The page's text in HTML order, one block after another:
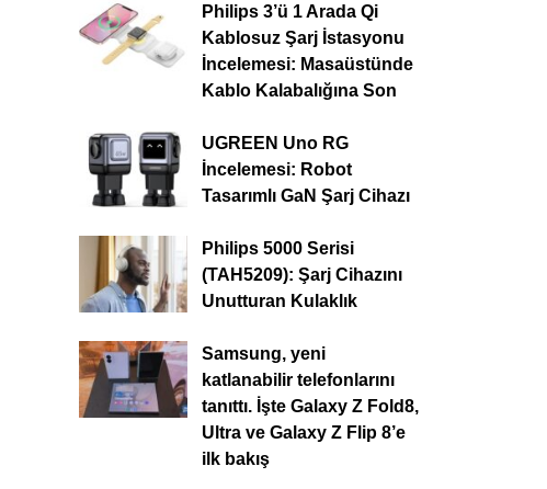
Philips 3’ü 1 Arada Qi
Kablosuz Şarj İstasyonu
İncelemesi: Masaüstünde
Kablo Kalabalığına Son
UGREEN Uno RG
İncelemesi: Robot
Tasarımlı GaN Şarj Cihazı
Philips 5000 Serisi
(TAH5209): Şarj Cihazını
Unutturan Kulaklık
Samsung, yeni
katlanabilir telefonlarını
tanıttı. İşte Galaxy Z Fold8,
Ultra ve Galaxy Z Flip 8’e
ilk bakış